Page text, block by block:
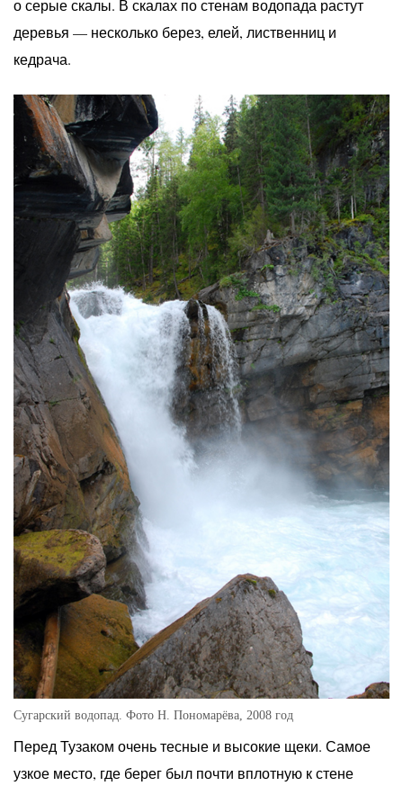
о серые скалы. В скалах по стенам водопада растут
деревья — несколько берез, елей, лиственниц и
кедрача.
Сугарский водопад. Фото Н. Пономарёва, 2008 год
Перед Тузаком очень тесные и высокие щеки. Самое
узкое место, где берег был почти вплотную к стене